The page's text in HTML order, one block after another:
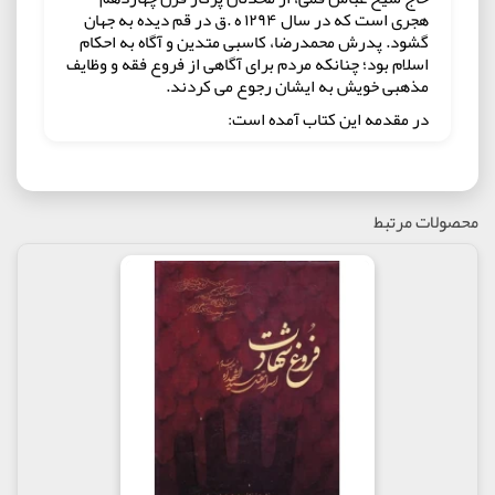
هجری است که در سال ۱۲۹۴ ه .ق در قم دیده به جهان
گشود. پدرش محمدرضا، کاسبی متدین و آگاه به احکام
اسلام بود؛ چنانکه مردم برای آگاهی از فروع فقه و وظایف
مذهبی خویش به ایشان رجوع می کردند.
در مقدمه این کتاب آمده است:
خواننده ردیف می کنند، هم به او اجازه نمی دهند کولاژ
خود را خودش کامل کند و هم بعضی وقت ها حوصله اش
را سر می برد که تا ته بخواندشان و از روی صفحاتی
نخوانده نپرد. این طوری هاست که تا بوده کتاب های این
چنینی قیافه های خشک و جدی داشته اند و مفروض
خوانندگان این بوده که وصالی سخت و کند و دیر می
دهند و نا خودآگاه ترسیده اند از این که سراغشان
بروند. این شاید برجسته ترین دلیل ناشناخته ماندن
کتاب هایی نظیر «نفس الهموم» است.
حجازی می نویسد:
"من در این بازخوانی، خط حادثه را پررنگ کردم و به
ترتیب و توالی وقوع حادثه ها دقت کردم و و گشتم آدم
هایی را که اسمشان در اول حادثه یک چیز بود و در اثنای
محصولات مرتبط